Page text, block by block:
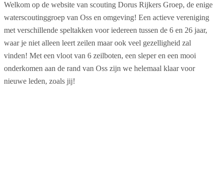
Welkom op de website van scouting Dorus Rijkers Groep, de enige
waterscoutinggroep van Oss en omgeving! Een actieve vereniging
met verschillende speltakken voor iedereen tussen de 6 en 26 jaar,
waar je niet alleen leert zeilen maar ook veel gezelligheid zal
vinden! Met een vloot van 6 zeilboten, een sleper en een mooi
onderkomen aan de rand van Oss zijn we helemaal klaar voor
nieuwe leden, zoals jij!